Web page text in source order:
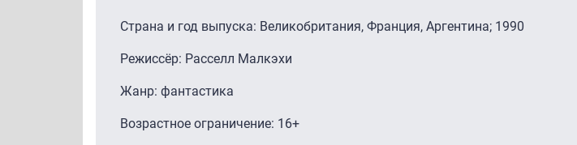
Страна и год выпуска: Великобритания, Франция, Аргентина; 1990
Режиссёр: Расселл Малкэхи
Жанр: фантастика
Возрастное ограничение: 16+